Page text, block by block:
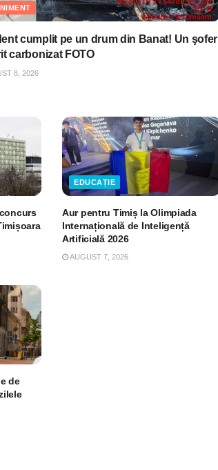
cumplit pe un drum din Banat! Un şofer
carbonizat FOTO
8, 2026
EDUCAȚIE
Aur pentru Timiș la Olimpiada
Internațională de Inteligență
Artificială 2026
AUGUST 7, 2026
de